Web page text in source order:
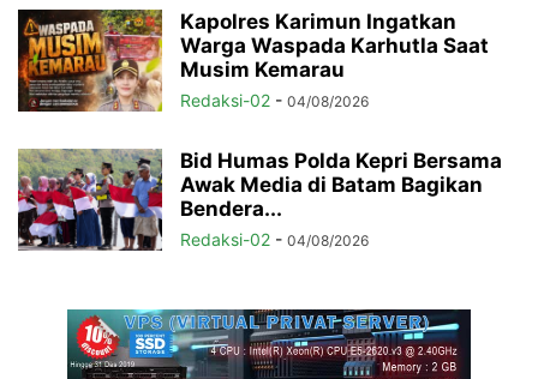
Kapolres Karimun Ingatkan
Warga Waspada Karhutla Saat
Musim Kemarau
Redaksi-02 - 04/08/2026
Bid Humas Polda Kepri Bersama
Awak Media di Batam Bagikan
Bendera...
Redaksi-02 - 04/08/2026